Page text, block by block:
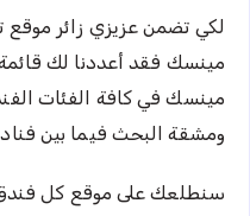
لكي تضمن عزيزي زائر موقع
مينسك فقد أعددنا لك
مينسك في كافة الفئات
ومشقة البحث فيما بين
سنطلعك على موقع كل